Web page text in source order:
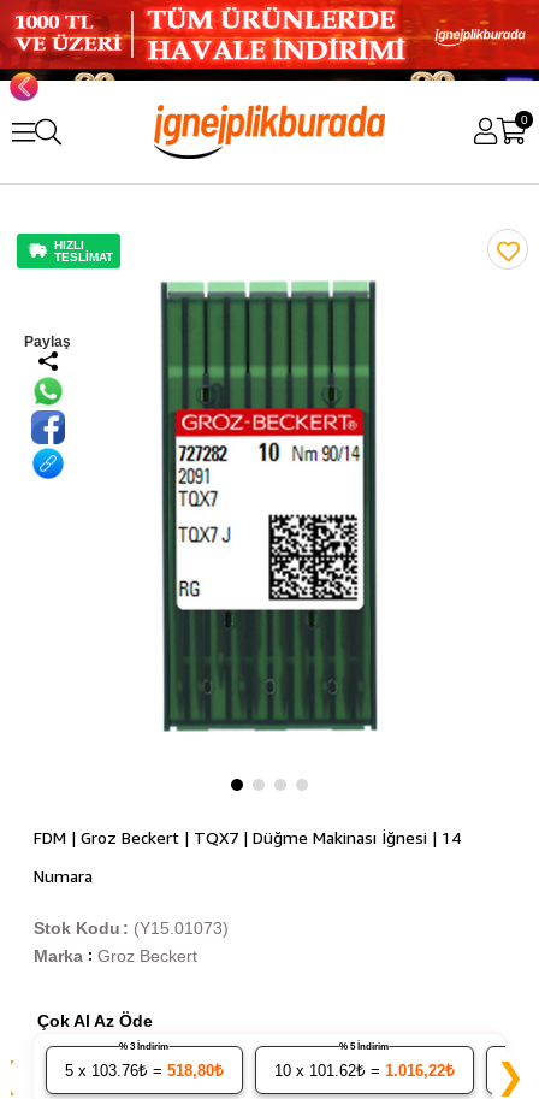
0
HIZLI
TESLİMAT
Paylaş
FDM | Groz Beckert | TQX7 | Düğme Makinası İğnesi | 14
Numara
(Y15.01073)
Stok Kodu
Marka : Groz Beckert
Çok Al Az Öde
5x 103.76₺ = 518,80₺
% 3 İndirim
10x 101.62₺ = 1.016,22₺
% 5 İndirim
20
❯